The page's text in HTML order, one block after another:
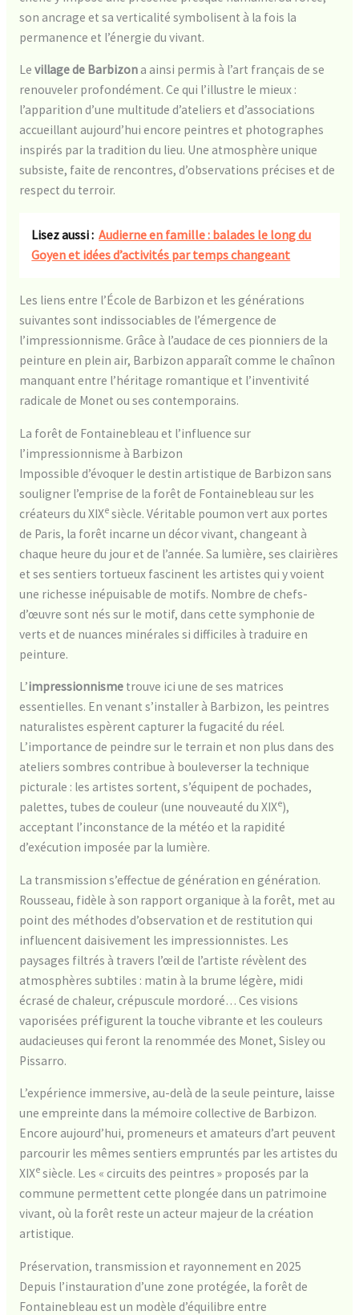
son ancrage et sa verticalité symbolisent à la fois la
permanence et l’énergie du vivant.
Le village de Barbizona ainsi permis à l’art français de se
renouveler profondément. Ce qui l’illustre le mieux :
l’apparition d’une multitude d’ateliers et d’associations
accueillant aujourd’hui encore peintres et photographes
inspirés par la tradition du lieu. Une atmosphère unique
subsiste, faite de rencontres, d’observations précises et de
respect du terroir.
Lisez aussi : Audierne en famille : balades le long du
Goyen et idées d’activités par temps changeant
Les liens entre l’École de Barbizon et les générations
suivantes sont indissociables de l’émergence de
l’impressionnisme. Grâce à l’audace de ces pionniers de la
peinture en plein air, Barbizon apparaît comme le chaînon
manquant entre l’héritage romantique et l’inventivité
radicale de Monet ou ses contemporains.
La forêt de Fontainebleau et l’influence sur
l’impressionnisme à Barbizon
Impossible d’évoquer le destin artistique de Barbizon sans
souligner l’emprise de la forêt de Fontainebleau sur les
créateurs du XIXesiècle. Véritable poumon vert aux portes
de Paris, la forêt incarne un décor vivant, changeant à
chaque heure du jour et de l’année. Sa lumière, ses clairières
et ses sentiers tortueux fascinent les artistes qui y voient
une richesse inépuisable de motifs. Nombre de chefs-
d’œuvre sont nés sur le motif, dans cette symphonie de
verts et de nuances minérales si difficiles à traduire en
peinture.
L’impressionnismetrouve ici une de ses matrices
essentielles. En venant s’installer à Barbizon, les peintres
naturalistes espèrent capturer la fugacité du réel.
L’importance de peindre sur le terrain et non plus dans des
ateliers sombres contribue à bouleverser la technique
picturale : les artistes sortent, s’équipent de pochades,
palettes, tubes de couleur (une nouveauté du XIXe),
acceptant l’inconstance de la météo et la rapidité
d’exécution imposée par la lumière.
La transmission s’effectue de génération en génération.
Rousseau, fidèle à son rapport organique à la forêt, met au
point des méthodes d’observation et de restitution qui
influencent daisivement les impressionnistes. Les
paysages filtrés à travers l’œil de l’artiste révèlent des
atmosphères subtiles : matin à la brume légère, midi
écrasé de chaleur, crépuscule mordoré… Ces visions
vaporisées préfigurent la touche vibrante et les couleurs
audacieuses qui feront la renommée des Monet, Sisley ou
Pissarro.
L’expérience immersive, au-delà de la seule peinture, laisse
une empreinte dans la mémoire collective de Barbizon.
Encore aujourd’hui, promeneurs et amateurs d’art peuvent
parcourir les mêmes sentiers empruntés par les artistes du
XIXesiècle. Les « circuits des peintres » proposés par la
commune permettent cette plongée dans un patrimoine
vivant, où la forêt reste un acteur majeur de la création
artistique.
Préservation, transmission et rayonnement en 2025
Depuis l’instauration d’une zone protégée, la forêt de
Fontainebleau est un modèle d’équilibre entre